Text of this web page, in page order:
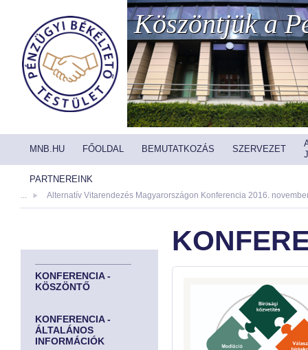
Köszöntjük a
MNB.HU FŐOLDAL BEMUTATKOZÁS SZERVEZET
PARTNEREINK
... Alternatív Vitarendezés Magyarországon Konferencia 2016.
KONFERENCIA -
KÖSZÖNTŐ
KONFERENCIA -
ÁLTALÁNOS
INFORMÁCIÓK